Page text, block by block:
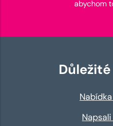
abychom